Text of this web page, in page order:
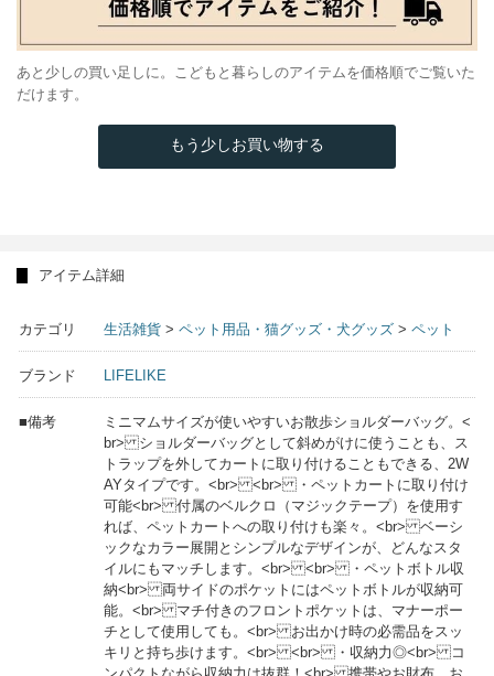
あと少しの買い足しに。こどもと暮らしのアイテムを価格順でご覧いた
だけます。
もう少しお買い物する
アイテム詳細
カテゴリ 生活雑貨 > ペット用品・猫グッズ・犬グッズ > ペット
ブランド LIFELIKE
■備考
ミニマムサイズが使いやすいお散歩ショルダーバッグ。<
br> ショルダーバッグとして斜めがけに使うことも、ス
トラップを外してカートに取り付けることもできる、2W
AYタイプです。<br> <br> ・ペットカートに取り付け
可能<br> 付属のベルクロ（マジックテープ）を使用す
れば、ペットカートへの取り付けも楽々。<br> ベーシ
ックなカラー展開とシンプルなデザインが、どんなスタ
イルにもマッチします。<br> <br> ・ペットボトル収
納<br> 両サイドのポケットにはペットボトルが収納可
能。<br> マチ付きのフロントポケットは、マナーポー
チとして使用しても。<br> お出かけ時の必需品をスッ
キリと持ち歩けます。<br> <br> ・収納力◎<br> コ